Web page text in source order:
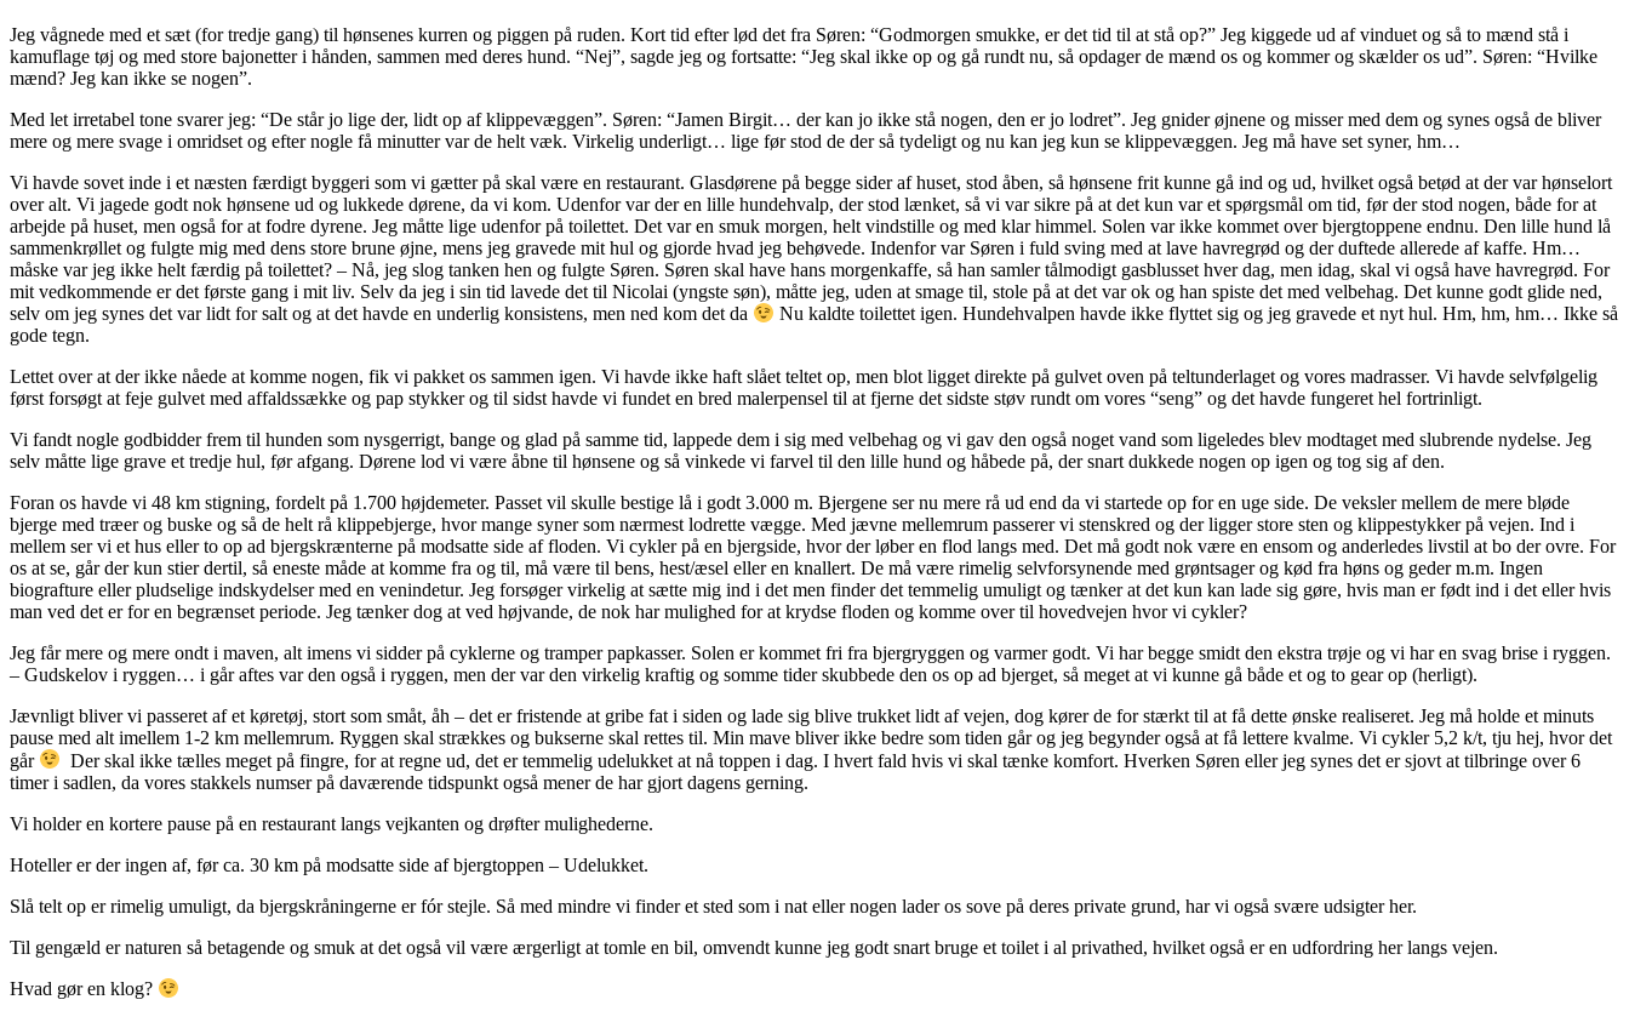
Jeg vågnede med et sæt (for tredje gang) til hønsenes kurren og piggen på ruden. Kort tid efter lød det fra Søren: “Godmorgen smukke, er det tid til at stå op?” Jeg kiggede ud af vinduet og så to mænd stå i
kamuflage tøj og med store bajonetter i hånden, sammen med deres hund. “Nej”, sagde jeg og fortsatte: “Jeg skal ikke op og gå rundt nu, så opdager de mænd os og kommer og skælder os ud”. Søren: “Hvilke
mænd? Jeg kan ikke se nogen”.
Med let irretabel tone svarer jeg: “De står jo lige der, lidt op af klippevæggen”. Søren: “Jamen Birgit… der kan jo ikke stå nogen, den er jo lodret”. Jeg gnider øjnene og misser med dem og synes også de bliver
mere og mere svage i omridset og efter nogle få minutter var de helt væk. Virkelig underligt… lige før stod de der så tydeligt og nu kan jeg kun se klippevæggen. Jeg må have set syner, hm…
Vi havde sovet inde i et næsten færdigt byggeri som vi gætter på skal være en restaurant. Glasdørene på begge sider af huset, stod åben, så hønsene frit kunne gå ind og ud, hvilket også betød at der var hønselort
over alt. Vi jagede godt nok hønsene ud og lukkede dørene, da vi kom. Udenfor var der en lille hundehvalp, der stod lænket, så vi var sikre på at det kun var et spørgsmål om tid, før der stod nogen, både for at
arbejde på huset, men også for at fodre dyrene. Jeg måtte lige udenfor på toilettet. Det var en smuk morgen, helt vindstille og med klar himmel. Solen var ikke kommet over bjergtoppene endnu. Den lille hund lå
sammenkrøllet og fulgte mig med dens store brune øjne, mens jeg gravede mit hul og gjorde hvad jeg behøvede. Indenfor var Søren i fuld sving med at lave havregrød og der duftede allerede af kaffe. Hm…
måske var jeg ikke helt færdig på toilettet? – Nå, jeg slog tanken hen og fulgte Søren. Søren skal have hans morgenkaffe, så han samler tålmodigt gasblusset hver dag, men idag, skal vi også have havregrød. For
mit vedkommende er det første gang i mit liv. Selv da jeg i sin tid lavede det til Nicolai (yngste søn), måtte jeg, uden at smage til, stole på at det var ok og han spiste det med velbehag. Det kunne godt glide ned,
selv om jeg synes det var lidt for salt og at det havde en underlig konsistens, men ned kom det da
Nu kaldte toilettet igen. Hundehvalpen havde ikke flyttet sig og jeg gravede et nyt hul. Hm, hm, hm… Ikke så
gode tegn.
Lettet over at der ikke nåede at komme nogen, fik vi pakket os sammen igen. Vi havde ikke haft slået teltet op, men blot ligget direkte på gulvet oven på teltunderlaget og vores madrasser. Vi havde selvfølgelig
først forsøgt at feje gulvet med affaldssække og pap stykker og til sidst havde vi fundet en bred malerpensel til at fjerne det sidste støv rundt om vores “seng” og det havde fungeret hel fortrinligt.
Vi fandt nogle godbidder frem til hunden som nysgerrigt, bange og glad på samme tid, lappede dem i sig med velbehag og vi gav den også noget vand som ligeledes blev modtaget med slubrende nydelse. Jeg
selv måtte lige grave et tredje hul, før afgang. Dørene lod vi være åbne til hønsene og så vinkede vi farvel til den lille hund og håbede på, der snart dukkede nogen op igen og tog sig af den.
Foran os havde vi 48 km stigning, fordelt på 1.700 højdemeter. Passet vil skulle bestige lå i godt 3.000 m. Bjergene ser nu mere rå ud end da vi startede op for en uge side. De veksler mellem de mere bløde
bjerge med træer og buske og så de helt rå klippebjerge, hvor mange syner som nærmest lodrette vægge. Med jævne mellemrum passerer vi stenskred og der ligger store sten og klippestykker på vejen. Ind i
mellem ser vi et hus eller to op ad bjergskrænterne på modsatte side af floden. Vi cykler på en bjergside, hvor der løber en flod langs med. Det må godt nok være en ensom og anderledes livstil at bo der ovre. For
os at se, går der kun stier dertil, så eneste måde at komme fra og til, må være til bens, hest/æsel eller en knallert. De må være rimelig selvforsynende med grøntsager og kød fra høns og geder m.m. Ingen
biografture eller pludselige indskydelser med en venindetur. Jeg forsøger virkelig at sætte mig ind i det men finder det temmelig umuligt og tænker at det kun kan lade sig gøre, hvis man er født ind i det eller hvis
man ved det er for en begrænset periode. Jeg tænker dog at ved højvande, de nok har mulighed for at krydse floden og komme over til hovedvejen hvor vi cykler?
Jeg får mere og mere ondt i maven, alt imens vi sidder på cyklerne og tramper papkasser. Solen er kommet fri fra bjergryggen og varmer godt. Vi har begge smidt den ekstra trøje og vi har en svag brise i ryggen.
– Gudskelov i ryggen… i går aftes var den også i ryggen, men der var den virkelig kraftig og somme tider skubbede den os op ad bjerget, så meget at vi kunne gå både et og to gear op (herligt).
Jævnligt bliver vi passeret af et køretøj, stort som småt, åh – det er fristende at gribe fat i siden og lade sig blive trukket lidt af vejen, dog kører de for stærkt til at få dette ønske realiseret. Jeg må holde et minuts
pause med alt imellem 1-2 km mellemrum. Ryggen skal strækkes og bukserne skal rettes til. Min mave bliver ikke bedre som tiden går og jeg begynder også at få lettere kvalme. Vi cykler 5,2 k/t, tju hej, hvor det
går
Der skal ikke tælles meget på fingre, for at regne ud, det er temmelig udelukket at nå toppen i dag. I hvert fald hvis vi skal tænke komfort. Hverken Søren eller jeg synes det er sjovt at tilbringe over 6
timer i sadlen, da vores stakkels numser på daværende tidspunkt også mener de har gjort dagens gerning.
Vi holder en kortere pause på en restaurant langs vejkanten og drøfter mulighederne.
Hoteller er der ingen af, før ca. 30 km på modsatte side af bjergtoppen – Udelukket.
Slå telt op er rimelig umuligt, da bjergskråningerne er fór stejle. Så med mindre vi finder et sted som i nat eller nogen lader os sove på deres private grund, har vi også svære udsigter her.
Til gengæld er naturen så betagende og smuk at det også vil være ærgerligt at tomle en bil, omvendt kunne jeg godt snart bruge et toilet i al privathed, hvilket også er en udfordring her langs vejen.
Hvad gør en klog?